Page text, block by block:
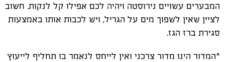
המבערים עשויים נירוסטה ויהיה לכם אפילו קל לנקות. חשוב
לציין שאין לשפוך מים על הגריל, ויש לכבות אותו באמצעות
סגירת ברז הגז.
*המדור הינו מדור צרכני ואין לייחס לנאמר בו תחליף לייעוץ